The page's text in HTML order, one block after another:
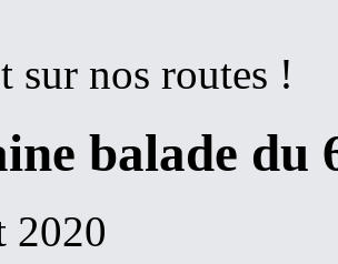
sur nos routes !
balade du
2020